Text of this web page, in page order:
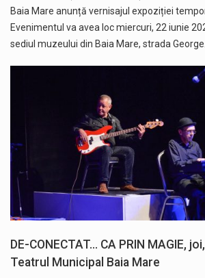
Baia Mare anunță vernisajul expoziției
Evenimentul va avea loc miercuri, 22 iunie
sediul muzeului din Baia Mare, strada
DE-CONECTAT… CA PRIN MAGIE,
Teatrul Municipal Baia Mare